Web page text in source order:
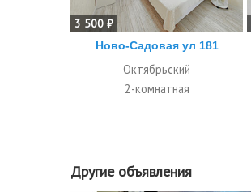
3 500 ₽
Ново-Садовая ул 181
Октябрьский
2-комнатная
Другие объявления